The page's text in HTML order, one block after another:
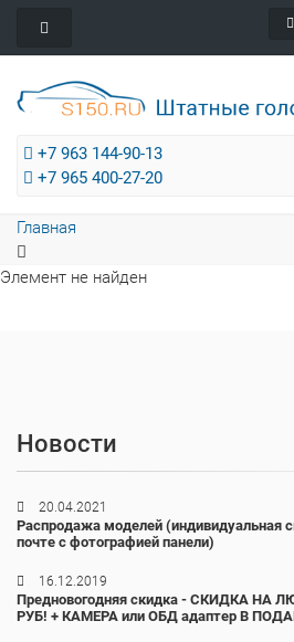
+7 963 144-90-13
+7 965 400-27-20
Главная
Элемент не найден
Новости
20.04.2021
Распродажа моделей (индивидуальная
почте с фотографией панели)
16.12.2019
Предновогодняя скидка - СКИДКА НА
РУБ! + КАМЕРА или ОБД адаптер В